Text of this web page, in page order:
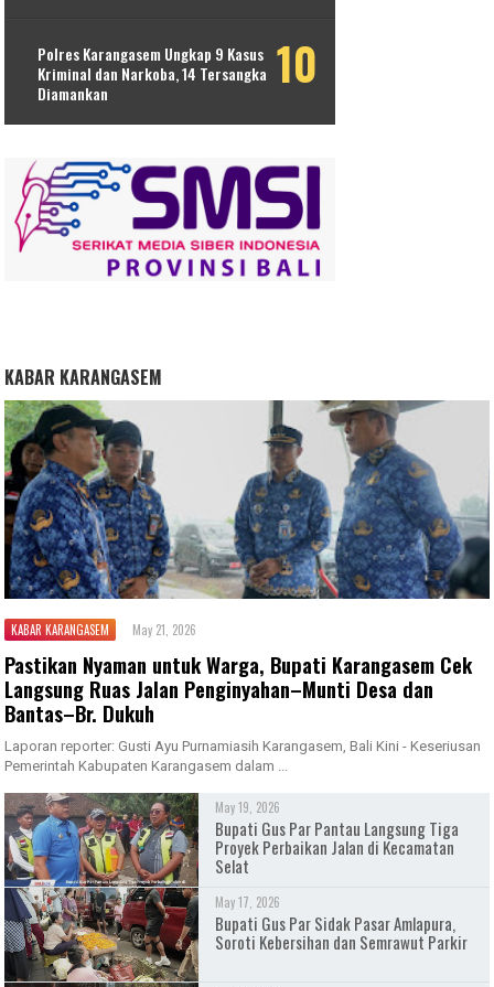
Polres Karangasem Ungkap 9 Kasus
Kriminal dan Narkoba, 14 Tersangka
Diamankan
KABAR KARANGASEM
KABAR KARANGASEM May 21, 2026
Pastikan Nyaman untuk Warga, Bupati Karangasem Cek
Langsung Ruas Jalan Penginyahan–Munti Desa dan
Bantas–Br. Dukuh
Laporan reporter: Gusti Ayu Purnamiasih Karangasem, Bali Kini - Keseriusan
Pemerintah Kabupaten Karangasem dalam ...
May 19, 2026
Bupati Gus Par Pantau Langsung Tiga
Proyek Perbaikan Jalan di Kecamatan
Selat
May 17, 2026
Bupati Gus Par Sidak Pasar Amlapura,
Soroti Kebersihan dan Semrawut Parkir